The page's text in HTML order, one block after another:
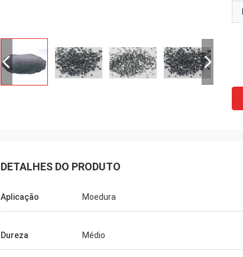
DETALHES DO PRODUTO
Aplicação Moedura
Dureza Médio